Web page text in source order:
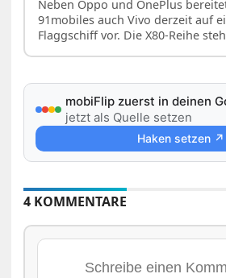
Neben Oppo und OnePlus
91mobiles auch Vivo derzeit auf
Flaggschiff vor. Die X80-Reihe
mobiFlip zuerst in deinen
jetzt als Quelle setzen
Haken setzen ↗
4 KOMMENTARE